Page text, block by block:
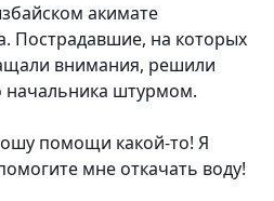
акимате
Пострадавшие, на которых
внимания, решили
начальника штурмом.
помощи какой-то! Я
мне откачать воду!